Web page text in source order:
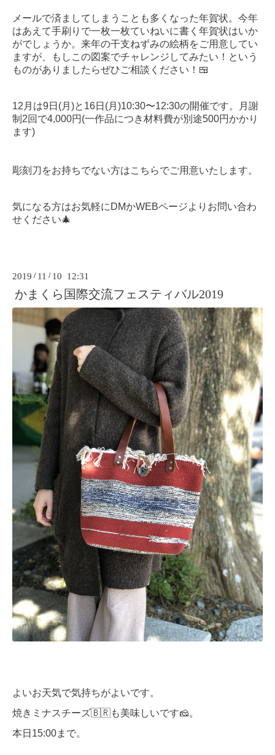
メールで済ましてしまうことも多くなった年賀状。今年
はあえて手刷りで一枚一枚ていねいに書く年賀状はいか
がでしょうか。来年の干支ねずみの絵柄をご用意してい
ますが、もしこの図案でチャレンジしてみたい！という
ものがありましたらぜひご相談ください！🍱
12月は9日(月)と16日(月)10:30〜12:30の開催です。月謝
制2回で4,000円(一作品につき材料費が別途500円かかり
ます)
彫刻刀をお持ちでない方はこちらでご用意いたします。
気になる方はお気軽にDMかWEBページよりお問い合わ
せください🎄
2019 / 11 / 10 12:31
かまくら国際交流フェスティバル2019
よいお天気で気持ちがよいです。
焼きミナスチーズ🇧🇷も美味しいです🧀。
本日15:00まで。